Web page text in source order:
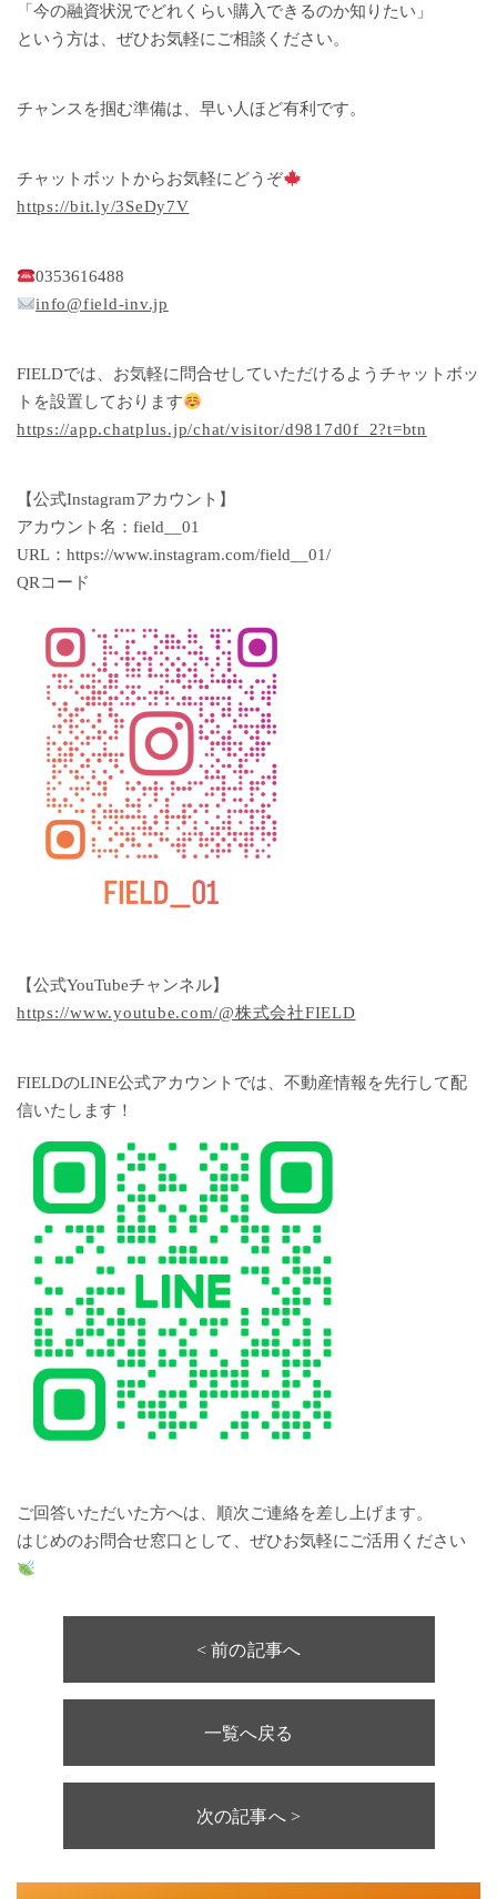
「今の融資状況でどれくらい購入できるのか知りたい」
という方は、ぜひお気軽にご相談ください。
チャンスを掴む準備は、早い人ほど有利です。
チャットボットからお気軽にどうぞ
https://bit.ly/3SeDy7V
0353616488
info@field-inv.jp
FIELDでは、お気軽に問合せしていただけるようチャットボッ
トを設置しております
https://app.chatplus.jp/chat/visitor/d9817d0f_2?t=btn
【公式Instagramアカウント】
アカウント名：field__01
URL：https://www.instagram.com/field__01/
QRコード
【公式YouTubeチャンネル】
https://www.youtube.com/@株式会社FIELD
FIELDのLINE公式アカウントでは、不動産情報を先行して配
信いたします！
ご回答いただいた方へは、順次ご連絡を差し上げます。
はじめのお問合せ窓口として、ぜひお気軽にご活用ください
< 前の記事へ
一覧へ戻る
次の記事へ >